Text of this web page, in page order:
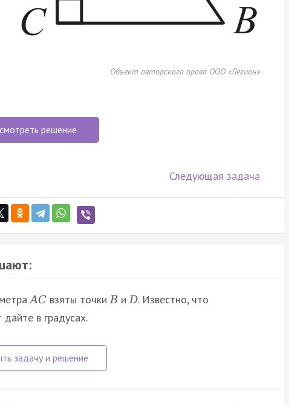
Объект авторского права ООО «Легион»
решение
Следующая задача
AC взяты точкиB иD. Известно, что
дайте в градусах.